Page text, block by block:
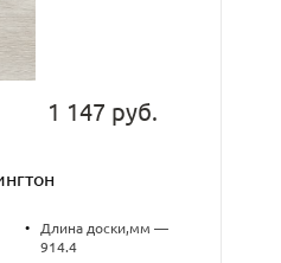
1 147 руб.
•
Длина доски,мм —
914.4